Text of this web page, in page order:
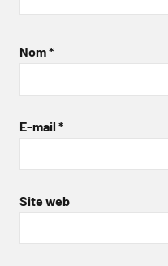
Nom*
E-mail *
Site web